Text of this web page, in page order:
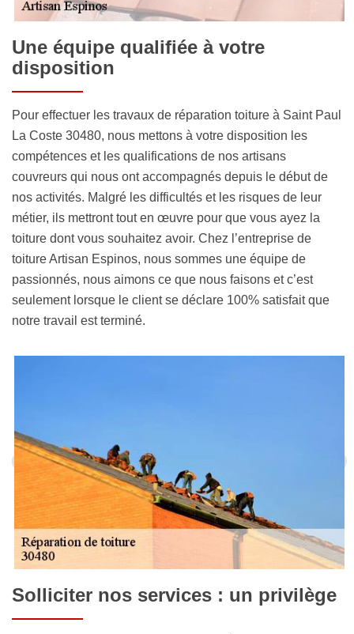
Une équipe qualifiée à votre
disposition
Pour effectuer les travaux de réparation toiture à Saint Paul
La Coste 30480, nous mettons à votre disposition les
compétences et les qualifications de nos artisans
couvreurs qui nous ont accompagnés depuis le début de
nos activités. Malgré les difficultés et les risques de leur
métier, ils mettront tout en œuvre pour que vous ayez la
toiture dont vous souhaitez avoir. Chez l’entreprise de
toiture Artisan Espinos, nous sommes une équipe de
passionnés, nous aimons ce que nous faisons et c’est
seulement lorsque le client se déclare 100% satisfait que
notre travail est terminé.
Solliciter nos services : un privilège